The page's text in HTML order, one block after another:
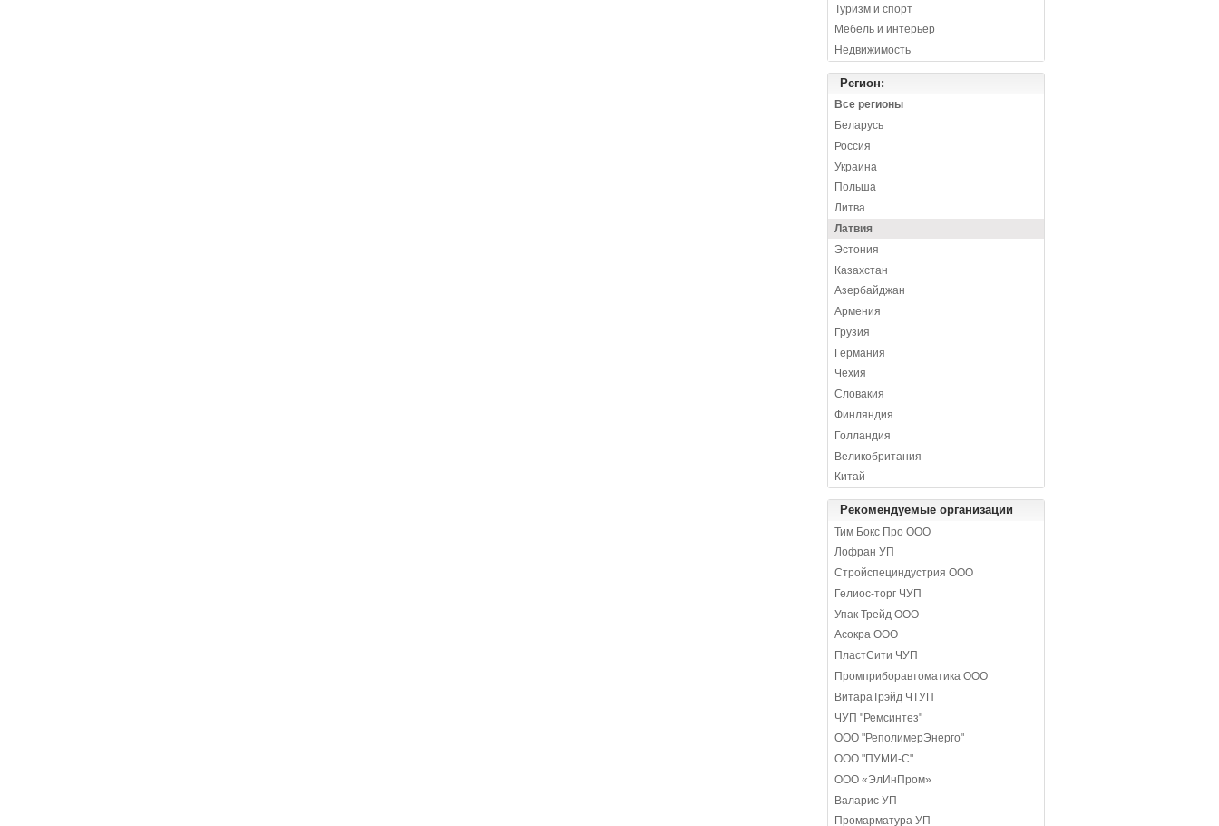
Туризм и спорт
Мебель и интерьер
Недвижимость
Регион:
Все регионы
Беларусь
Россия
Украина
Польша
Литва
Латвия
Эстония
Казахстан
Азербайджан
Армения
Грузия
Германия
Чехия
Словакия
Финляндия
Голландия
Великобритания
Китай
Рекомендуемые организации
Тим Бокс Про ООО
Лофран УП
Стройспециндустрия ООО
Гелиос-торг ЧУП
Упак Трейд ООО
Асокра ООО
ПластСити ЧУП
Промприборавтоматика ООО
ВитараТрэйд ЧТУП
ЧУП "Ремсинтез"
ООО "РеполимерЭнерго"
ООО "ПУМИ-С"
ООО «ЭлИнПром»
Валарис УП
Промарматура УП